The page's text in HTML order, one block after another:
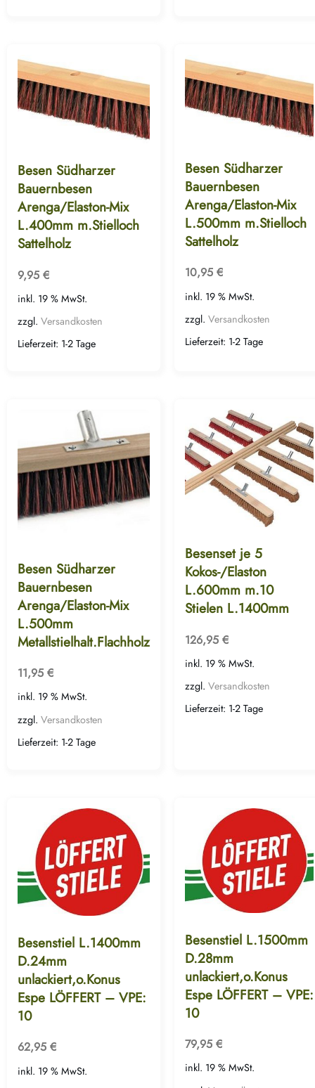
Besen Südharzer
Bauernbesen
Arenga/Elaston-Mix
L.400mm m.Stielloch
Sattelholz
9,95 €
inkl. 19 % MwSt.
zzgl. Versandkosten
Lieferzeit: 1-2 Tage
Besen Südharzer
Bauernbesen
Arenga/Elaston-Mix
L.500mm m.Stielloch
Sattelholz
10,95 €
inkl. 19 % MwSt.
zzgl. Versandkosten
Lieferzeit: 1-2 Tage
Besen Südharzer
Bauernbesen
Arenga/Elaston-Mix
L.500mm
Metallstielhalt.Flachholz
11,95 €
inkl. 19 % MwSt.
zzgl. Versandkosten
Lieferzeit: 1-2 Tage
Besenset je 5
Kokos-/Elaston
L.600mm m.10
Stielen L.1400mm
126,95 €
inkl. 19 % MwSt.
zzgl. Versandkosten
Lieferzeit: 1-2 Tage
Besenstiel L.1400mm
D.24mm
unlackiert,o.Konus
Espe LÖFFERT – VPE:
10
62,95 €
inkl. 19 % MwSt.
Besenstiel L.1500mm
D.28mm
unlackiert,o.Konus
Espe LÖFFERT – VPE:
10
79,95 €
inkl. 19 % MwSt.